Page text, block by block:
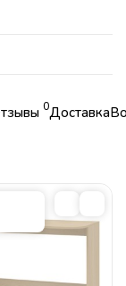
0Доставка
Россия
Современные
Россия, Турция,
мм и 0,4 мм
Современные
пр-ва: Россия,
ЛДСП 16 мм